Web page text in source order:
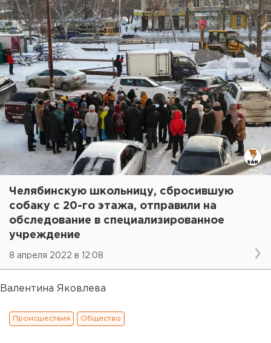
Челябинскую школьницу, сбросившую
собаку с 20-го этажа, отправили на
обследование в специализированное
учреждение
8 апреля 2022 в 12:08
Валентина Яковлева
Происшествия Общество